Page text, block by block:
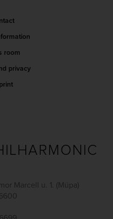
room
privacy
Marcell u. 1. (Müpa)